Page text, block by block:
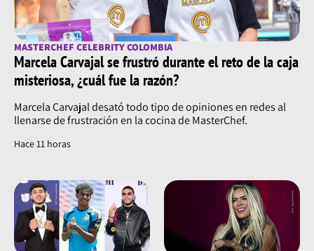
MASTERCHEF CELEBRITY COLOMBIA
Marcela Carvajal se frustró durante el reto de la caja
misteriosa, ¿cuál fue la razón?
Marcela Carvajal desató todo tipo de opiniones en redes al
llenarse de frustración en la cocina de MasterChef.
Hace 11 horas